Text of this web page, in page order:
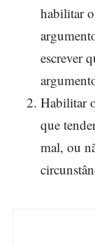
habilitar
escrever
Habilitar
que
mal, ou